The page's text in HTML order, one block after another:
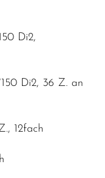
Di2,
Di2, 36 Z. an
12fach